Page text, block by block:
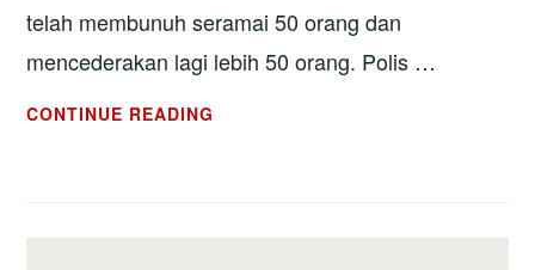
telah membunuh seramai 50 orang dan
mencederakan lagi lebih 50 orang. Polis …
CONTINUE READING